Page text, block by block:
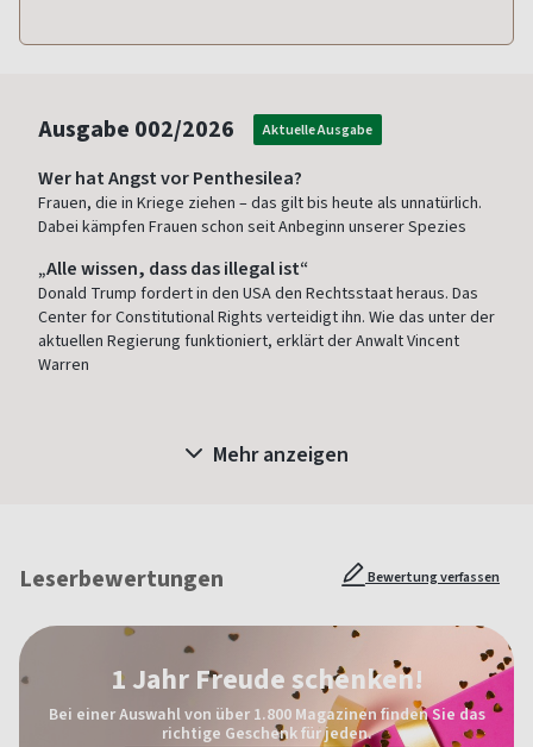
Ausgabe 002/2026 Aktuelle Ausgabe
Wer hat Angst vor Penthesilea?
Frauen, die in Kriege ziehen – das gilt bis heute als unnatürlich.
Dabei kämpfen Frauen schon seit Anbeginn unserer Spezies
„Alle wissen, dass das illegal ist“
Donald Trump fordert in den USA den Rechtsstaat heraus. Das
Center for Constitutional Rights verteidigt ihn. Wie das unter der
aktuellen Regierung funktioniert, erklärt der Anwalt Vincent
Warren
Mehr anzeigen
Leserbewertungen Bewertung verfassen
1 Jahr Freude schenken!
Bei einer Auswahl von über 1.800 Magazinen finden Sie das
richtige Geschenk für jeden.